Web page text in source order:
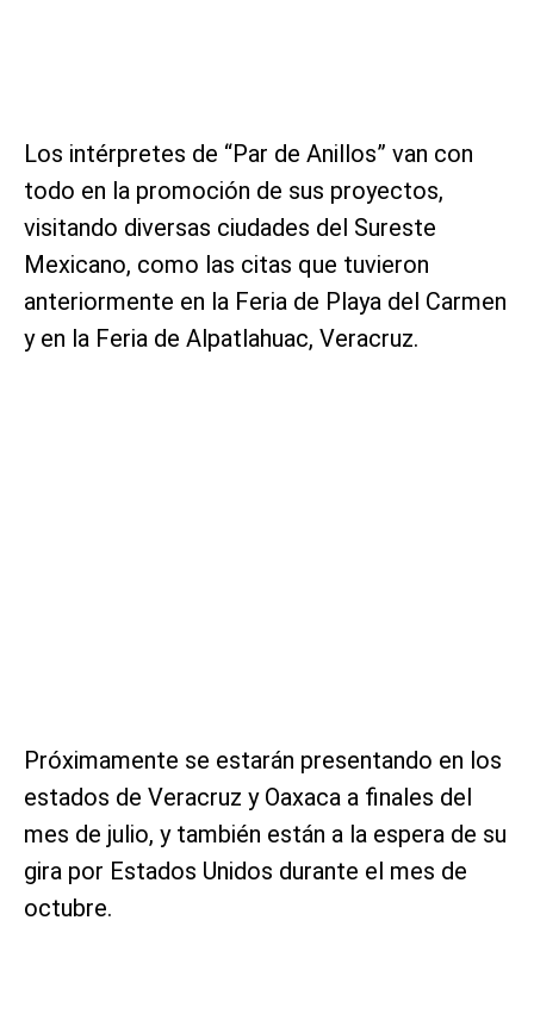
Los intérpretes de “Par de Anillos” van con
todo en la promoción de sus proyectos,
visitando diversas ciudades del Sureste
Mexicano, como las citas que tuvieron
anteriormente en la Feria de Playa del Carmen
y en la Feria de Alpatlahuac, Veracruz.
Próximamente se estarán presentando en los
estados de Veracruz y Oaxaca a finales del
mes de julio, y también están a la espera de su
gira por Estados Unidos durante el mes de
octubre.